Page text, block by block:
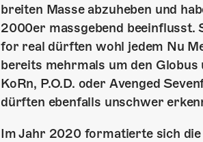
breiten Masse abzuheben und
2000er massgebend beeinflusst.
for real dürften wohl jedem Nu
bereits mehrmals um den
KoRn, P.O.D. oder Avenged
dürften ebenfalls unschwer
Im Jahr 2020 formatierte sich